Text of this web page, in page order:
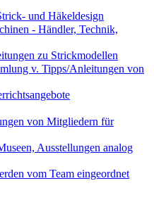
und Häkeldesign
- Händler, Technik,
zu Strickmodellen
v. Tipps/Anleitungen von
von Mitgliedern für
Ausstellungen analog
vom Team eingeordnet